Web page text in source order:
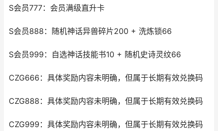
S会员777：会员满级直升卡
S会员888：随机神话异兽碎片200 + 洗炼锁66
S会员999：自选神话技能书10 + 随机史诗灵纹66
CZG666：具体奖励内容未明确，但属于长期有效兑换码
CZG888：具体奖励内容未明确，但属于长期有效兑换码
CZG999：具体奖励内容未明确，但属于长期有效兑换码